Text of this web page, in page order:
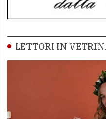
LETTORI IN